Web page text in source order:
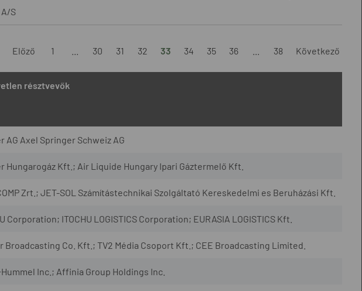
S
Előző 1 30 31 32 33 34 35 36 38 Következő
résztvevők
AG Axel Springer Schweiz AG
Hungarogáz Kft.; Air Liquide Hungary Ipari Gáztermelő Kft.
Zrt.; JET-SOL Számítástechnikai Szolgáltató Kereskedelmi es Beruházási Kft.
Corporation; ITOCHU LOGISTICS Corporation; EURASIA LOGISTICS Kft.
Broadcasting Co. Kft.; TV2 Média Csoport Kft.; CEE Broadcasting Limited.
Inc.; Affinia Group Holdings Inc.